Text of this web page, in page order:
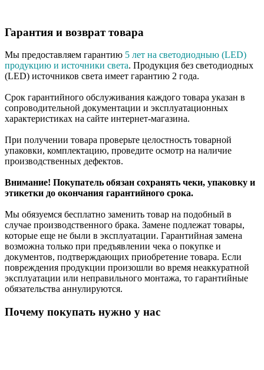
Гарантия и возврат товара
Мы предоставляем гарантию 5 лет на светодиодныю (LED)
продукцию и источники света. Продукция без светодиодных
(LED) источников света имеет гарантию 2 года.
Срок гарантийного обслуживания каждого товара указан в
сопроводительной документации и эксплуатационных
характеристиках на сайте интернет-магазина.
При получении товара проверьте целостность товарной
упаковки, комплектацию, проведите осмотр на наличие
производственных дефектов.
Внимание! Покупатель обязан сохранять чеки, упаковку и
этикетки до окончания гарантийного срока.
Мы обязуемся бесплатно заменить товар на подобный в
случае производственного брака. Замене подлежат товары,
которые еще не были в эксплуатации. Гарантийная замена
возможна только при предъявлении чека о покупке и
документов, подтверждающих приобретение товара. Если
повреждения продукции произошли во время неаккуратной
эксплуатации или неправильного монтажа, то гарантийные
обязательства аннулируются.
Почему покупать нужно у нас